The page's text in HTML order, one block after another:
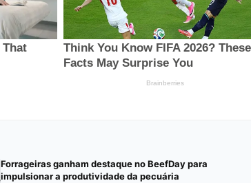
Forrageiras ganham destaque no BeefDay para
impulsionar a produtividade da pecuária